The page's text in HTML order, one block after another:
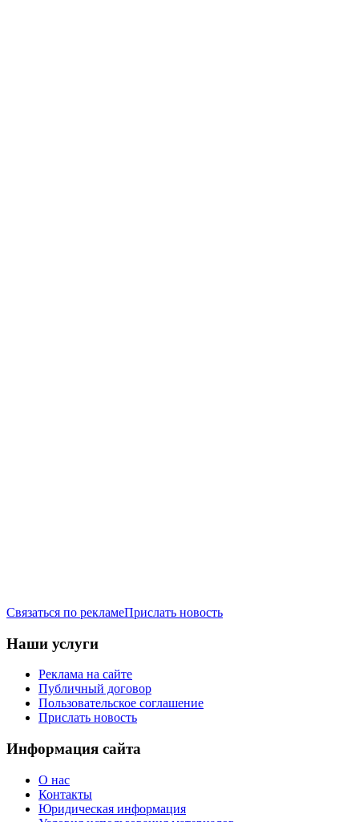
Связаться по рекламеПрислать новость
Наши услуги
Реклама на сайте
Публичный договор
Пользовательское соглашение
Прислать новость
Информация сайта
О нас
Контакты
Юридическая информация